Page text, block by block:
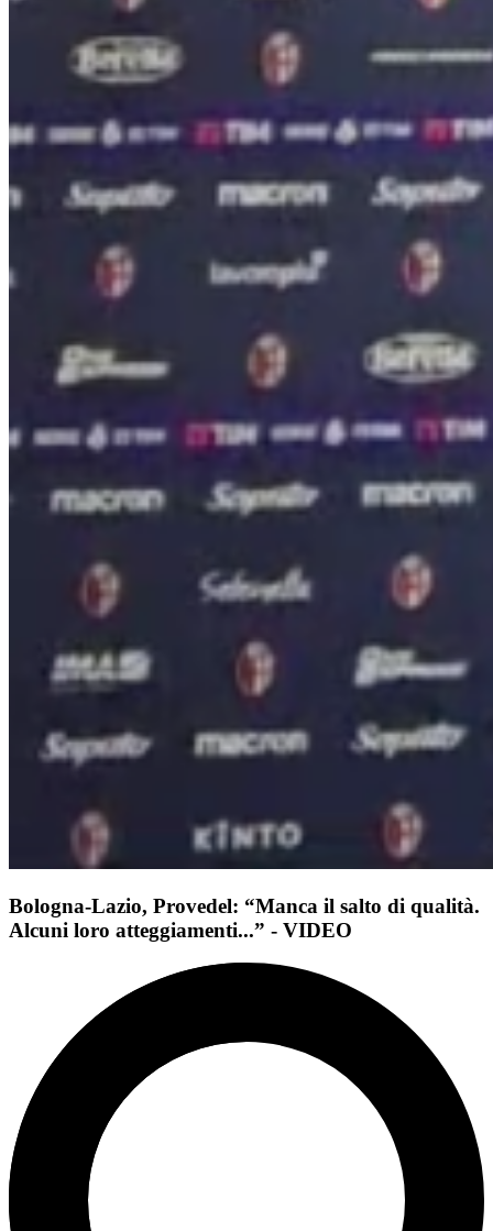
Bologna-Lazio, Provedel: “Manca il salto di qualità.
Alcuni loro atteggiamenti...” - VIDEO